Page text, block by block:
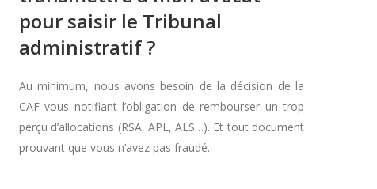
pour saisir le Tribunal
administratif ?
Au minimum, nous avons besoin de la décision de la
CAF vous notifiant l’obligation de rembourser un trop
perçu d’allocations (RSA, APL, ALS…). Et tout document
prouvant que vous n’avez pas fraudé.